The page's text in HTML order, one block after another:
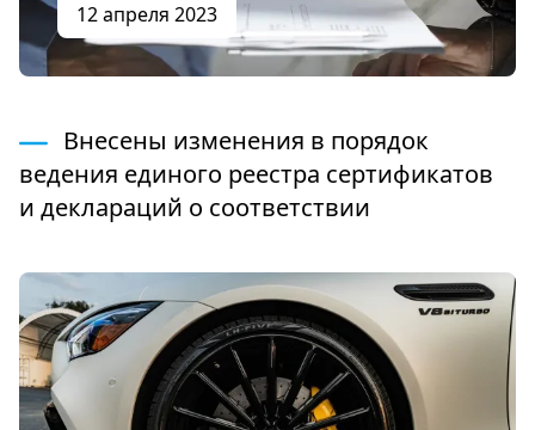
12 апреля 2023
Внесены изменения в порядок
ведения единого реестра сертификатов
и деклараций о соответствии